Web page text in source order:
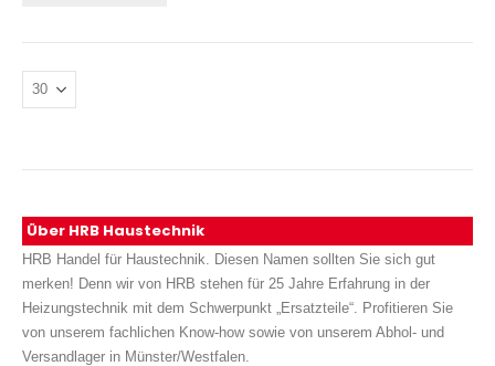
Über HRB Haustechnik
HRB Handel für Haustechnik. Diesen Namen sollten Sie sich gut
merken! Denn wir von HRB stehen für 25 Jahre Erfahrung in der
Heizungstechnik mit dem Schwerpunkt „Ersatzteile“. Profitieren Sie
von unserem fachlichen Know-how sowie von unserem Abhol- und
Versandlager in Münster/Westfalen.